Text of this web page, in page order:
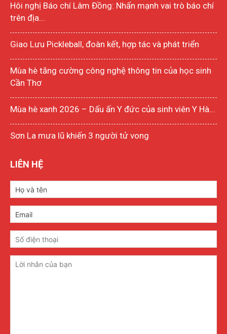
Hôi nghị Báo chí Lâm Đồng: Nhấn mạnh vai trò báo chí
trên địa...
Giao Lưu Pickleball, đoàn kết, hợp tác và phát triển
Mùa hè tăng cường công nghệ thông tin của học sinh
Cần Thơ
Mùa hè xanh 2026 – Dấu ấn Y đức của sinh viên Y Hà...
Sơn La mưa lũ khiến 3 người tử vong
LIÊN HỆ